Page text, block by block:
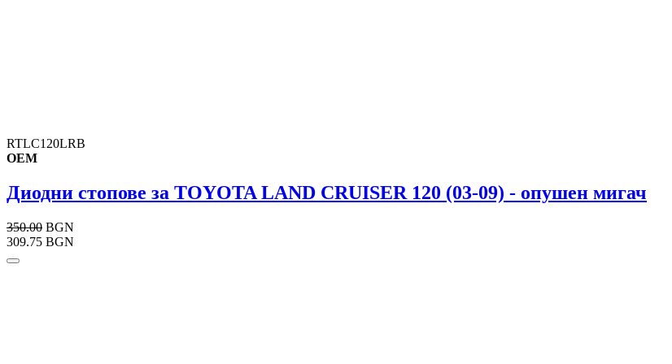
RTLC120LRB
OEM
Диодни стопове за TOYOTA LAND CRUISER 120 (03-09) - опушен мигач
350.00 BGN
309.75 BGN